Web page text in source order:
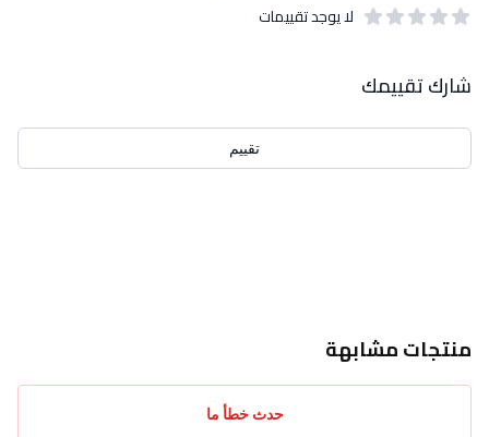
لا يوجد تقييمات
شارك تقييمك
تقييم
منتجات مشابهة
حدث خطأ ما